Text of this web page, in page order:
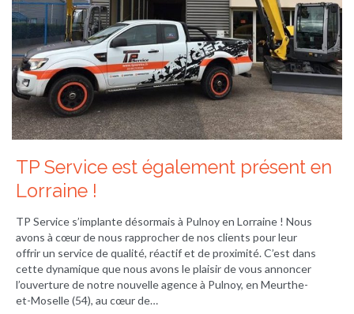
TP Service est également présent en
Lorraine !
TP Service s’implante désormais à Pulnoy en Lorraine ! Nous
avons à cœur de nous rapprocher de nos clients pour leur
offrir un service de qualité, réactif et de proximité. C’est dans
cette dynamique que nous avons le plaisir de vous annoncer
l’ouverture de notre nouvelle agence à Pulnoy, en Meurthe-
et-Moselle (54), au cœur de…